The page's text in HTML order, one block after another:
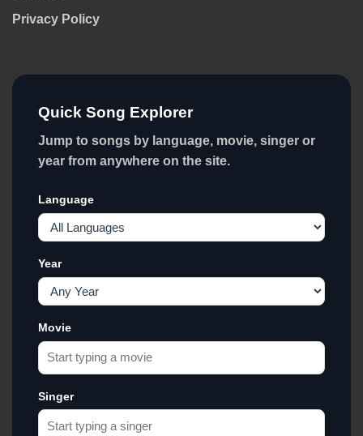
Privacy Policy
Quick Song Explorer
Jump to songs by language, movie, singer or
year from anywhere on the site.
Language
Year
Movie
Singer